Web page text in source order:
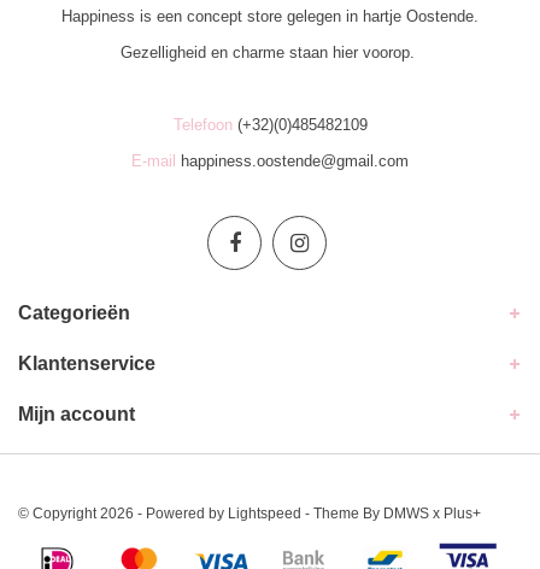
Happiness is een concept store gelegen in hartje Oostende.
Gezelligheid en charme staan hier voorop.
Telefoon (+32)(0)485482109
E-mail
happiness.oostende@gmail.com
Categorieën
Klantenservice
Mijn account
© Copyright 2026 - Powered by Lightspeed - Theme By DMWS x Plus+